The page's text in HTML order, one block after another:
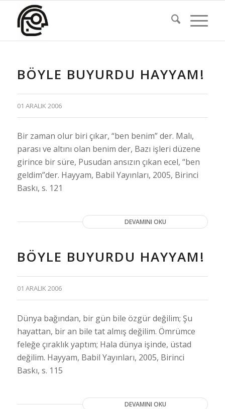
BÖYLE BUYURDU HAYYAM!
01 ARALIK 2006
Bir zaman olur biri çıkar, “ben benim” der. Malı,
parası ve altını olan benim der, Bazı işleri düzene
girince bir süre, Pusudan ansızın çıkan ecel, “ben
geldim”der. Hayyam, Babil Yayınları, 2005, Birinci
Baskı, s. 121
DEVAMINI OKU
BÖYLE BUYURDU HAYYAM!
01 ARALIK 2006
Dünya bağından, bir gün bile özgür değilim; Şu
hayattan, bir an bile tat almış değilim. Ömrümce
feleğe çıraklık yaptım; Hala dünya işinde, üstad
değilim. Hayyam, Babil Yayınları, 2005, Birinci
Baskı, s. 115
DEVAMINI OKU